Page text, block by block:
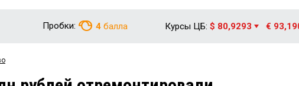
Пробки: 4 балла Курсы ЦБ: $ 80,9293 €